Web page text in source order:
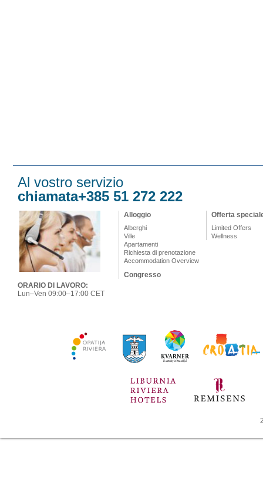
Al vostro servizio
chiamata+385 51 272 222
ORARIO DI LAVORO:
Lun–Ven 09:00–17:00 CET
Alloggio
Alberghi
Ville
Apartamenti
Richiesta di prenotazione
Accommodation Overview
Congresso
Offerta
Limited Offers
Wellness